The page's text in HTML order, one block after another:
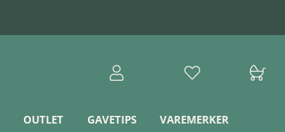
OUTLET GAVETIPS
VAREMERKER